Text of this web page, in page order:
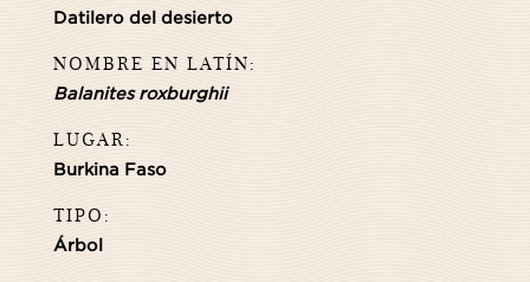
Datilero del desierto
NOMBRE EN LATÍN:
Balanites roxburghii
LUGAR:
Burkina Faso
TIPO:
Árbol